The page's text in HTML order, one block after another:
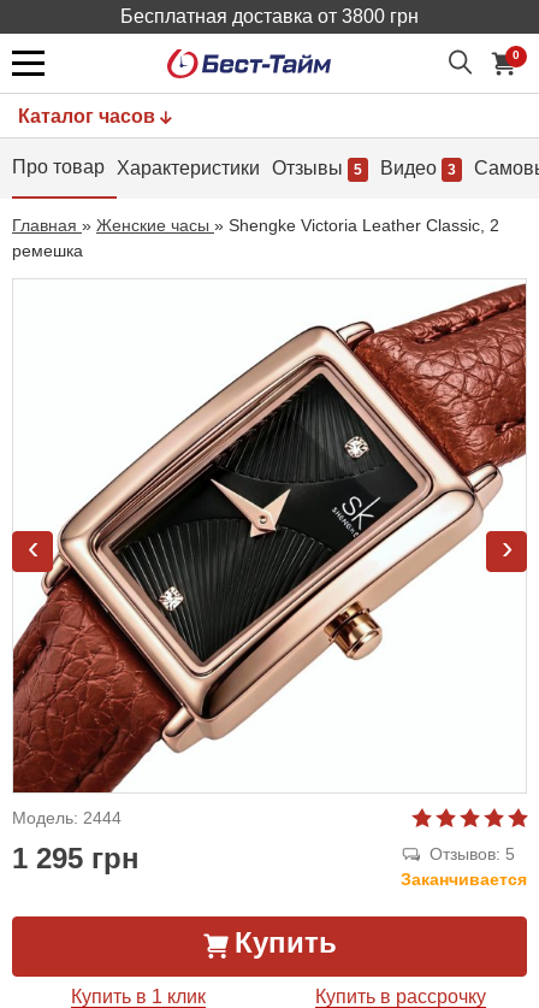
Бесплатная доставка от 3800 грн
0
Каталог часов
Про товар Характеристики Отзывы 5 Видео 3
Главная » Женские часы » Shengke Victoria Leather Classic, 2
ремешка
‹ ›
Модель: 2444
1 295 грн
Отзывов: 5
Заканчивается
Купить
Купить в 1 клик Купить в рассрочку